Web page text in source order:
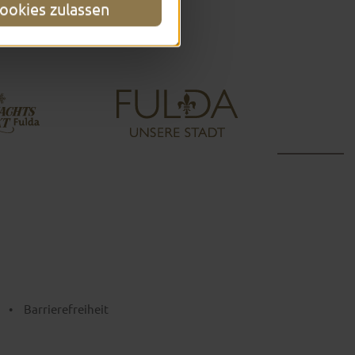
zulassen
• Barrierefreiheit